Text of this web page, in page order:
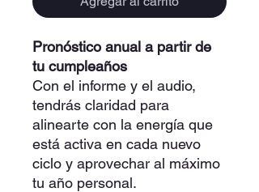
Pronóstico anual a partir de
tu cumpleaños
Con el informe y el audio,
tendrás claridad para
alinearte con la energía que
está activa en cada nuevo
ciclo y aprovechar al máximo
tu año personal.